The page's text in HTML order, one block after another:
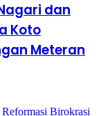
dan
Koto
Meteran